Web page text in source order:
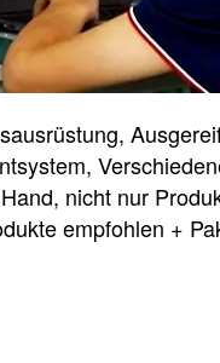
nicht nur
empfohlen +